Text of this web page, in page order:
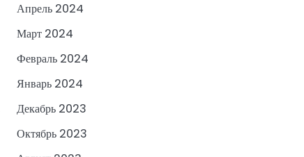
Апрель 2024
Март 2024
Февраль 2024
Январь 2024
Декабрь 2023
Октябрь 2023